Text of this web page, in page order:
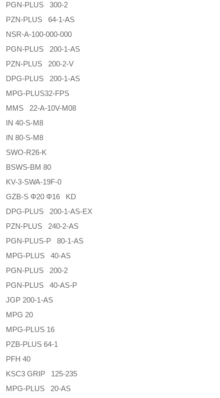
PGN-PLUS 300-2
PZN-PLUS 64-1-AS
NSR-A-100-000-000
PGN-PLUS 200-1-AS
PZN-PLUS 200-2-V
DPG-PLUS 200-1-AS
MPG-PLUS32-FPS
MMS 22-A-10V-M08
IN 40-S-M8
IN 80-S-M8
SWO-R26-K
BSWS-BM 80
KV-3-SWA-19F-0
GZB-S Φ20 Φ16 KD
DPG-PLUS 200-1-AS-EX
PZN-PLUS 240-2-AS
PGN-PLUS-P 80-1-AS
MPG-PLUS 40-AS
PGN-PLUS 200-2
PGN-PLUS 40-AS-P
JGP 200-1-AS
MPG 20
MPG-PLUS 16
PZB-PLUS 64-1
PFH 40
KSC3 GRIP 125-235
MPG-PLUS 20-AS